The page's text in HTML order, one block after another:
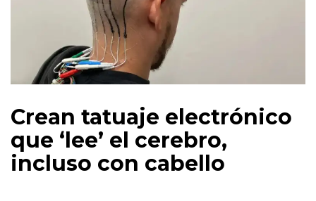
Crean tatuaje electrónico
que ‘lee’ el cerebro,
incluso con cabello